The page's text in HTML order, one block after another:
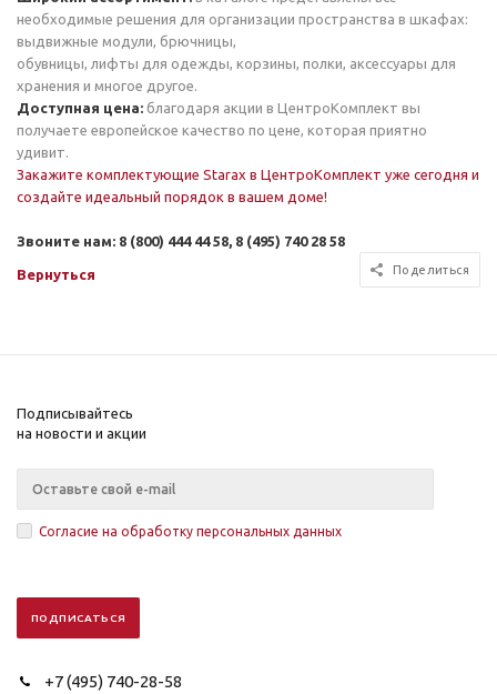
необходимые решения для организации пространства в шкафах:
выдвижные модули, брючницы,
обувницы, лифты для одежды, корзины, полки, аксессуары для
хранения и многое другое.
Доступная цена: благодаря акции в ЦентроКомплект вы
получаете европейское качество по цене, которая приятно
удивит.
Закажите комплектующие Starax в ЦентроКомплект уже сегодня и
создайте идеальный порядок в вашем доме!
Звоните нам: 8 (800) 444 44 58, 8 (495) 740 28 58
Вернуться Поделиться
Подписывайтесь
на новости и акции
Согласие на обработку персональных данных
+7 (495) 740-28-58